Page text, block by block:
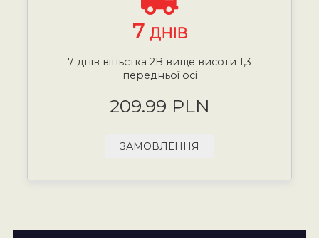
7 ДНІВ
7 днів віньєтка 2B вище висоти 1,3
передньої осі
209.99 PLN
ЗАМОВЛЕННЯ